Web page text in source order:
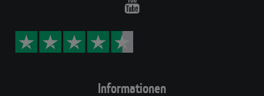
Informationen
Youtube